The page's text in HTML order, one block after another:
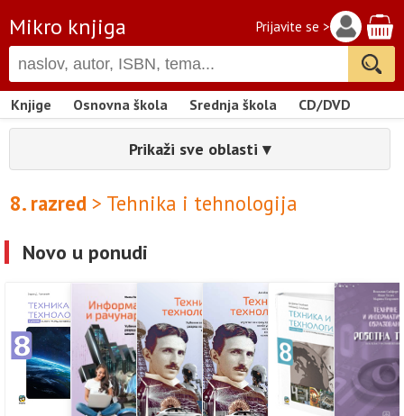
Mikro knjiga Prijavite se >
Knjige Osnovna škola Srednja škola CD/DVD
Prikaži sve oblasti ▾
8. razred > Tehnika i tehnologija
Novo u ponudi